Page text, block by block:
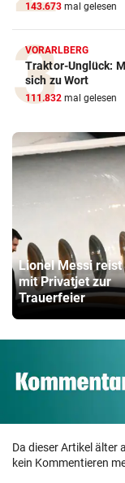
143.673 mal gelesen
VORARLBERG
Traktor-Unglück:
sich zu Wort
111.832 mal gelesen
Lionel Messi reist
mit Privatjet zur
Trauerfeier
Da dieser Artikel älter
kein Kommentieren